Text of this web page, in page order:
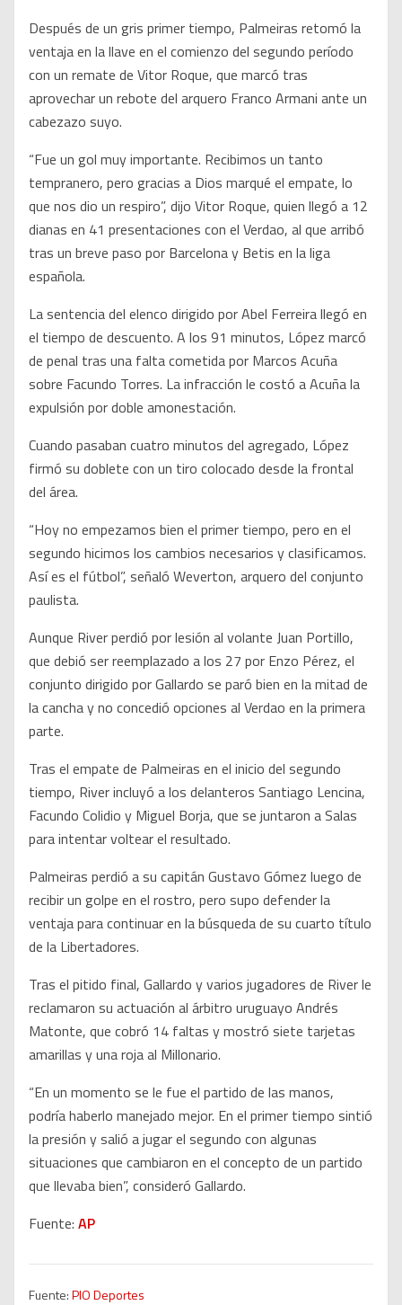
Después de un gris primer tiempo, Palmeiras retomó la
ventaja en la llave en el comienzo del segundo período
con un remate de Vitor Roque, que marcó tras
aprovechar un rebote del arquero Franco Armani ante un
cabezazo suyo.
“Fue un gol muy importante. Recibimos un tanto
tempranero, pero gracias a Dios marqué el empate, lo
que nos dio un respiro”, dijo Vitor Roque, quien llegó a 12
dianas en 41 presentaciones con el Verdao, al que arribó
tras un breve paso por Barcelona y Betis en la liga
española.
La sentencia del elenco dirigido por Abel Ferreira llegó en
el tiempo de descuento. A los 91 minutos, López marcó
de penal tras una falta cometida por Marcos Acuña
sobre Facundo Torres. La infracción le costó a Acuña la
expulsión por doble amonestación.
Cuando pasaban cuatro minutos del agregado, López
firmó su doblete con un tiro colocado desde la frontal
del área.
“Hoy no empezamos bien el primer tiempo, pero en el
segundo hicimos los cambios necesarios y clasificamos.
Así es el fútbol”, señaló Weverton, arquero del conjunto
paulista.
Aunque River perdió por lesión al volante Juan Portillo,
que debió ser reemplazado a los 27 por Enzo Pérez, el
conjunto dirigido por Gallardo se paró bien en la mitad de
la cancha y no concedió opciones al Verdao en la primera
parte.
Tras el empate de Palmeiras en el inicio del segundo
tiempo, River incluyó a los delanteros Santiago Lencina,
Facundo Colidio y Miguel Borja, que se juntaron a Salas
para intentar voltear el resultado.
Palmeiras perdió a su capitán Gustavo Gómez luego de
recibir un golpe en el rostro, pero supo defender la
ventaja para continuar en la búsqueda de su cuarto título
de la Libertadores.
Tras el pitido final, Gallardo y varios jugadores de River le
reclamaron su actuación al árbitro uruguayo Andrés
Matonte, que cobró 14 faltas y mostró siete tarjetas
amarillas y una roja al Millonario.
“En un momento se le fue el partido de las manos,
podría haberlo manejado mejor. En el primer tiempo sintió
la presión y salió a jugar el segundo con algunas
situaciones que cambiaron en el concepto de un partido
que llevaba bien”, consideró Gallardo.
Fuente: AP
Fuente:PIO Deportes